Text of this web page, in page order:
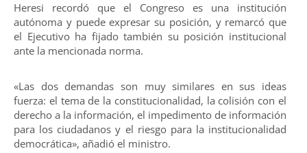
Heresi recordó que el Congreso es una institución
autónoma y puede expresar su posición, y remarcó que
el Ejecutivo ha fijado también su posición institucional
ante la mencionada norma.
«Las dos demandas son muy similares en sus ideas
fuerza: el tema de la constitucionalidad, la colisión con el
derecho a la información, el impedimento de información
para los ciudadanos y el riesgo para la institucionalidad
democrática», añadió el ministro.